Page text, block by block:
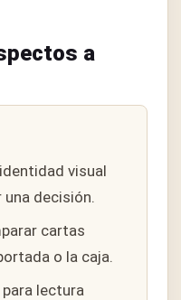
a
visual
decisión.
cartas
o la caja.
lectura